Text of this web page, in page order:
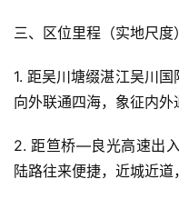
三、区位里程（实地尺度）
1. 距吴川塘缀湛江吴川国
向外联通四海，象征内外
2. 距笪桥—良光高速出入
陆路往来便捷，近城近道